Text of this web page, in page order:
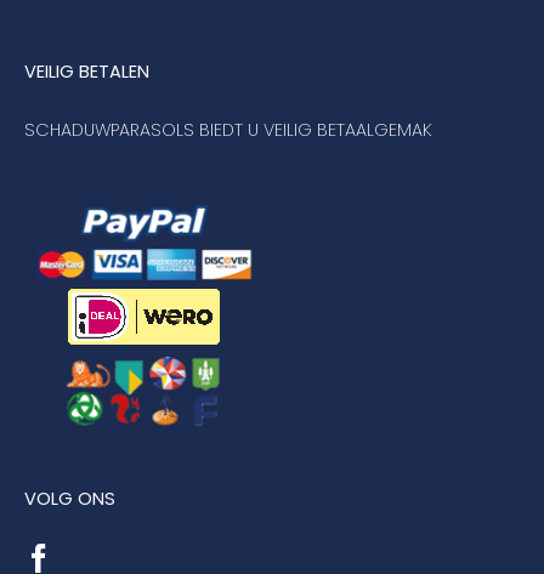
VEILIG BETALEN
SCHADUWPARASOLS BIEDT U VEILIG BETAALGEMAK
VOLG ONS